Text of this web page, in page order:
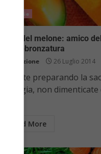
Notizie
Dieta del melone: amico
dell’abbronzatura
Redazione 26 Luglio 2014
Se state preparando la
spiaggia, non
Read More